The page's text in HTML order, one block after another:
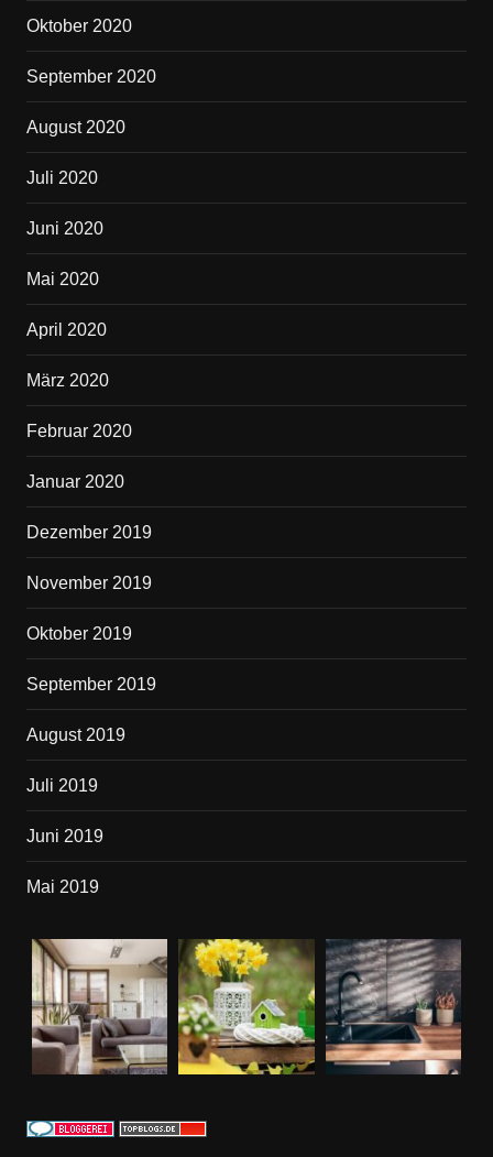
Oktober 2020
September 2020
August 2020
Juli 2020
Juni 2020
Mai 2020
April 2020
März 2020
Februar 2020
Januar 2020
Dezember 2019
November 2019
Oktober 2019
September 2019
August 2019
Juli 2019
Juni 2019
Mai 2019